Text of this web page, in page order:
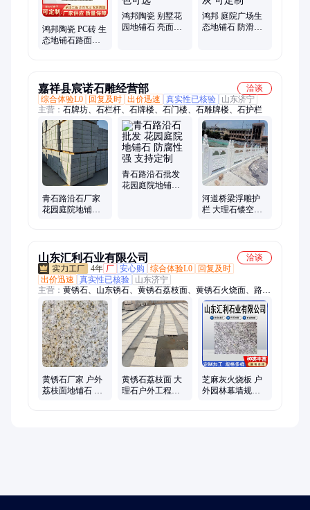
鸿邦陶瓷 PC砖 生
态地铺石路面砖
鸿邦陶瓷 别墅花
园地铺石 亮面仿
鸿邦 庭院广场生
态地铺石 防滑防
嘉祥县宸诺石雕经营部
洽谈
综合体验L0
回复及时 出价迅速 真实性已核验
山东济宁
主营： 石牌坊、石栏杆、石牌楼、石门楼、石雕牌楼、石护栏
青石路沿石厂家
花园庭院地铺石
青石路沿石批发
花园庭院地铺石
河道桥梁浮雕护
栏 大理石镂空栏
山东汇利石业有限公司
洽谈
4年 厂 安心购 综合体验L0
回复及时
出价迅速
真实性已核验
山东济宁
主营： 黄锈石、山东锈石、黄锈石荔枝面、黄锈石火烧面、路沿
石、黄锈石外墙、芝麻白、火烧板、芝麻黑
黄锈石厂家 户外
荔枝面地铺石 工
黄锈石荔枝面 大
理石户外工程大
芝麻灰火烧板 户
外园林幕墙规格